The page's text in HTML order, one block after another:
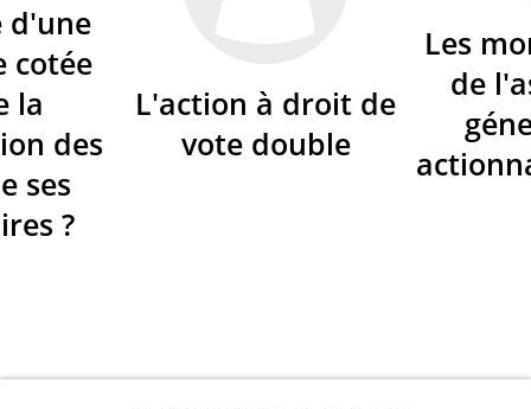
d'une
cotée
la
des
ses
?
L'action à droit de
vote double
Les
de